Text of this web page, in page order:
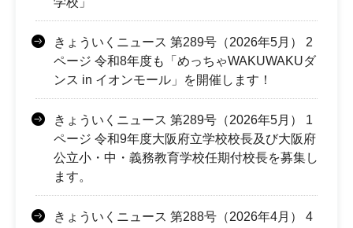
きょういくニュース 第289号（2026年5月） 2
ページ 令和8年度も「めっちゃWAKUWAKUダ
ンス in イオンモール」を開催します！
きょういくニュース 第289号（2026年5月） 1
ページ 令和9年度大阪府立学校校長及び大阪府
公立小・中・義務教育学校任期付校長を募集し
ます。
きょういくニュース 第288号（2026年4月） 4